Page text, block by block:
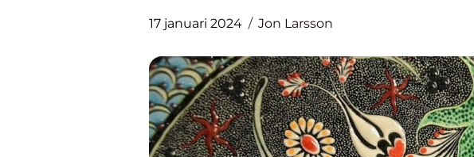
17 januari 2024 Jon Larsson